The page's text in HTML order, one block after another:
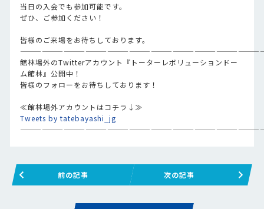
当日の入会でも参加可能です。
ぜひ、ご参加ください！
皆様のご来場をお待ちしております。
館林場外のTwitterアカウント『トーターレボリューションドー
ム館林』公開中！
皆様のフォローをお待ちしております！
≪館林場外アカウントはコチラ↓≫
Tweets by tatebayashi_jg
前の記事 次の記事